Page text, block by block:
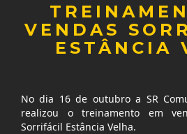
VENDAS
ESTÂNCIA
No dia 16 de outubro a SR
realizou o treinamento em
Sorrifácil Estância Velha.